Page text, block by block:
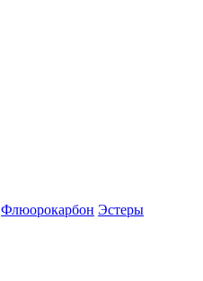
Флюорокарбон Эстеры